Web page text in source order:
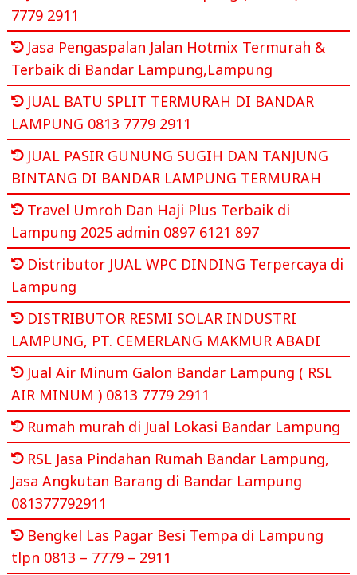
7779 2911
Jasa Pengaspalan Jalan Hotmix Termurah &
Terbaik di Bandar Lampung,Lampung
JUAL BATU SPLIT TERMURAH DI BANDAR
LAMPUNG 0813 7779 2911
JUAL PASIR GUNUNG SUGIH DAN TANJUNG
BINTANG DI BANDAR LAMPUNG TERMURAH
Travel Umroh Dan Haji Plus Terbaik di
Lampung 2025 admin 0897 6121 897
Distributor JUAL WPC DINDING Terpercaya di
Lampung
DISTRIBUTOR RESMI SOLAR INDUSTRI
LAMPUNG, PT. CEMERLANG MAKMUR ABADI
Jual Air Minum Galon Bandar Lampung ( RSL
AIR MINUM ) 0813 7779 2911
Rumah murah di Jual Lokasi Bandar Lampung
RSL Jasa Pindahan Rumah Bandar Lampung,
Jasa Angkutan Barang di Bandar Lampung
081377792911
Bengkel Las Pagar Besi Tempa di Lampung
tlpn 0813 – 7779 – 2911